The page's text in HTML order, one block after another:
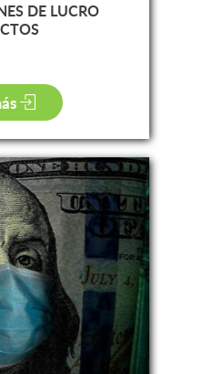
DE LUCRO